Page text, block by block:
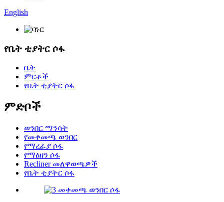
English
የቤት ቲያትር ሶፋ
ቤት
ምርቶች
የቤት ቲያትር ሶፋ
ምድቦች
ወንበር ማንሳት
የመቀመጫ ወንበር
የማረፊያ ሶፋ
የማዕዘን ሶፋ
Recliner መለዋወጫዎች
የቤት ቲያትር ሶፋ